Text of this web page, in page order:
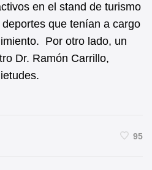
en el stand de turismo
que tenían a cargo
Por otro lado, un
Dr. Ramón Carrillo,
95